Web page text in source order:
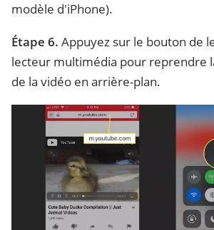
modèle d'iPhone).
Étape 6. Appuyez sur le bouton de
lecteur multimédia pour reprendre
de la vidéo en arrière-plan.